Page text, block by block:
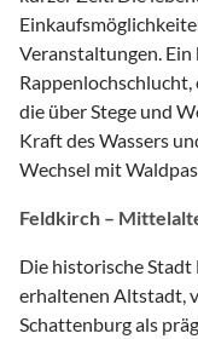
Veranstaltungen.
die über Stege und
Kraft des Wassers
Wechsel mit
Feldkirch –
Die historische
erhaltenen Altstadt,
Schattenburg als